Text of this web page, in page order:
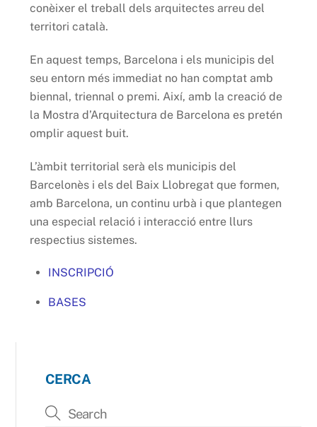
conèixer el treball dels arquitectes arreu del
territori català.
En aquest temps, Barcelona i els municipis del
seu entorn més immediat no han comptat amb
biennal, triennal o premi. Així, amb la creació de
la Mostra d’Arquitectura de Barcelona es pretén
omplir aquest buit.
L’àmbit territorial serà els municipis del
Barcelonès i els del Baix Llobregat que formen,
amb Barcelona, un continu urbà i que plantegen
una especial relació i interacció entre llurs
respectius sistemes.
INSCRIPCIÓ
BASES
CERCA